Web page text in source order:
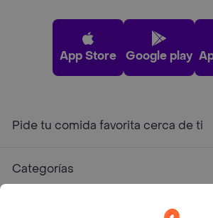
App Store Google play
Pide tu comida favorita cerca de ti
Categorías